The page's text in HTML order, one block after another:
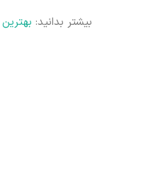
بیشتر بدانید: